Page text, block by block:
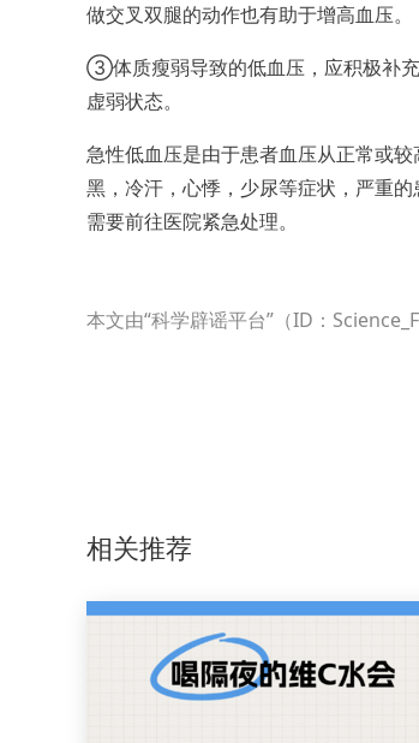
做交叉双腿的动作也有助于增高血压。
③体质瘦弱导致的低血压，应积极补
虚弱状态。
急性低血压是由于患者血压从正常或
黑，冷汗，心悸，少尿等症状，严重
需要前往医院紧急处理。
本文由“科学辟谣平台”（ID：
相关推荐